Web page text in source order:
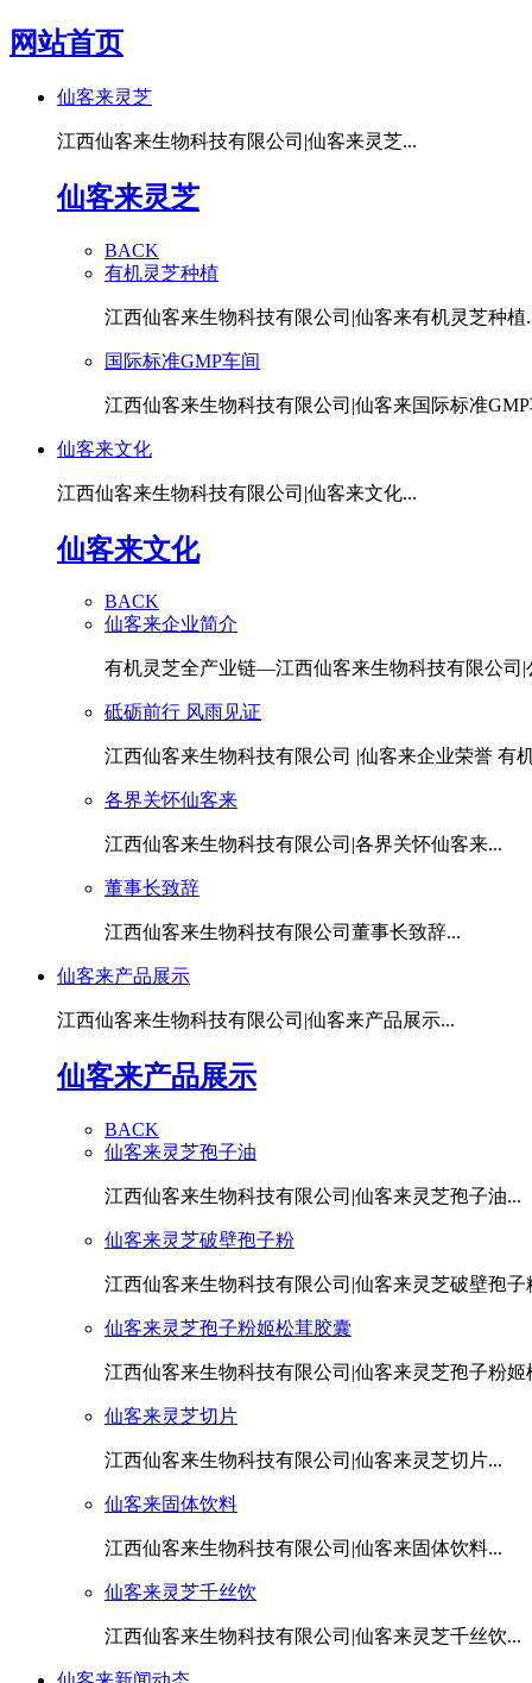
网站首页
仙客来灵芝
江西仙客来生物科技有限公司|仙客来灵芝...
仙客来灵芝
BACK
有机灵芝种植
江西仙客来生物科技有限公司|仙客来有机灵芝种植
国际标准GMP车间
江西仙客来生物科技有限公司|仙客来国际标准GMP
仙客来文化
江西仙客来生物科技有限公司|仙客来文化...
仙客来文化
BACK
仙客来企业简介
有机灵芝全产业链—江西仙客来生物科技有限公司|
砥砺前行 风雨见证
江西仙客来生物科技有限公司 |仙客来企业荣誉 有
各界关怀仙客来
江西仙客来生物科技有限公司|各界关怀仙客来...
董事长致辞
江西仙客来生物科技有限公司董事长致辞...
仙客来产品展示
江西仙客来生物科技有限公司|仙客来产品展示...
仙客来产品展示
BACK
仙客来灵芝孢子油
江西仙客来生物科技有限公司|仙客来灵芝孢子油...
仙客来灵芝破壁孢子粉
江西仙客来生物科技有限公司|仙客来灵芝破壁孢子
仙客来灵芝孢子粉姬松茸胶囊
江西仙客来生物科技有限公司|仙客来灵芝孢子粉姬
仙客来灵芝切片
江西仙客来生物科技有限公司|仙客来灵芝切片...
仙客来固体饮料
江西仙客来生物科技有限公司|仙客来固体饮料...
仙客来灵芝千丝饮
江西仙客来生物科技有限公司|仙客来灵芝千丝饮...